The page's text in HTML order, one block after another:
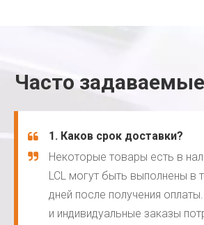
Часто
1. Каков срок доставки?
Некоторые товары есть в
LCL могут быть выполнены в
дней после получения
и индивидуальные заказы